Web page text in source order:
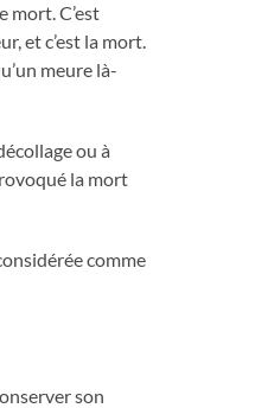
mort. C’est
et c’est la mort.
meure là-
ou à
la mort
comme
son